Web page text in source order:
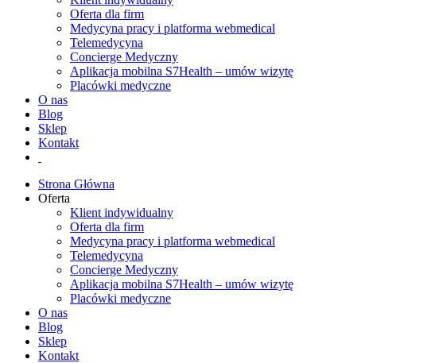
Oferta dla firm
Medycyna pracy i platforma webmedical
Telemedycyna
Concierge Medyczny
Aplikacja mobilna S7Health – umów wizytę
Placówki medyczne
O nas
Blog
Sklep
Kontakt
Strona Główna
Oferta
Klient indywidualny
Oferta dla firm
Medycyna pracy i platforma webmedical
Telemedycyna
Concierge Medyczny
Aplikacja mobilna S7Health – umów wizytę
Placówki medyczne
O nas
Blog
Sklep
Kontakt